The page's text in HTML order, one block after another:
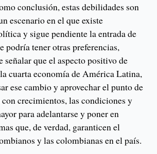
conclusión, estas debilidades son
escenario en el que existe
y sigue pendiente la entrada de
podría tener otras preferencias,
señalar que el aspecto positivo de
cuarta economía de América Latina,
ese cambio y aprovechar el punto de
crecimientos, las condiciones y
para adelantarse y poner en
que, de verdad, garanticen el
y las colombianas en el país.